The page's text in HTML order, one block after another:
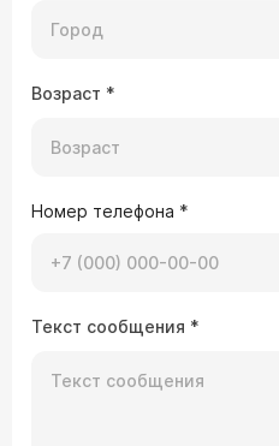
Возраст *
Номер телефона *
Текст сообщения *